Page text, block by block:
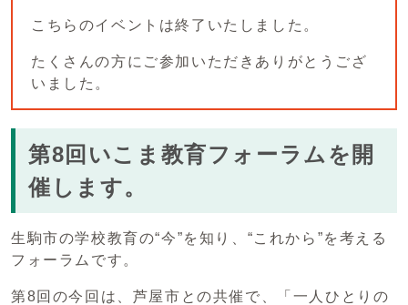
こちらのイベントは終了いたしました。
たくさんの方にご参加いただきありがとうござ
いました。
第8回いこま教育フォーラムを開
催します。
生駒市の学校教育の“今”を知り、“これから”を考える
フォーラムです。
第8回の今回は、芦屋市との共催で、「一人ひとりの